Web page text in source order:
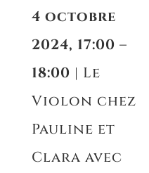
4 octobre
2024, 17:00 –
18:00 | Le
Violon chez
Pauline et
Clara avec